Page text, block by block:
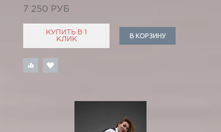
7 250 РУБ
КУПИТЬ В 1
КЛИК
В КОРЗИНУ